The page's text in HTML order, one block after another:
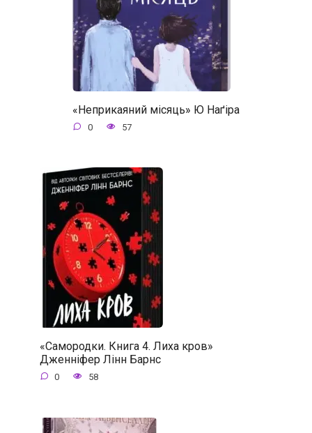
«Неприкаяний місяць» Ю Наґіра
0 57
«Самородки. Книга 4. Лиха кров»
Дженніфер Лінн Барнс
0 58